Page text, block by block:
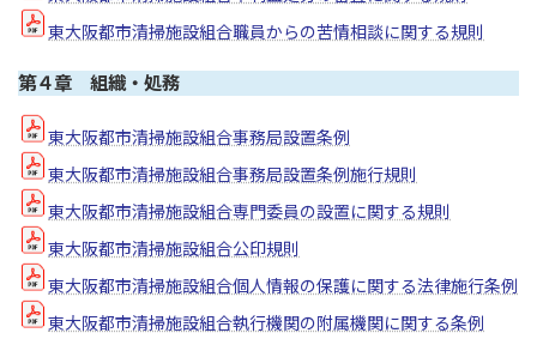
東大阪都市清掃施設組合職員からの苦情相談に関する規則
第４章 組織・処務
東大阪都市清掃施設組合事務局設置条例
東大阪都市清掃施設組合事務局設置条例施行規則
東大阪都市清掃施設組合専門委員の設置に関する規則
東大阪都市清掃施設組合公印規則
東大阪都市清掃施設組合個人情報の保護に関する法律施行条例
東大阪都市清掃施設組合執行機関の附属機関に関する条例